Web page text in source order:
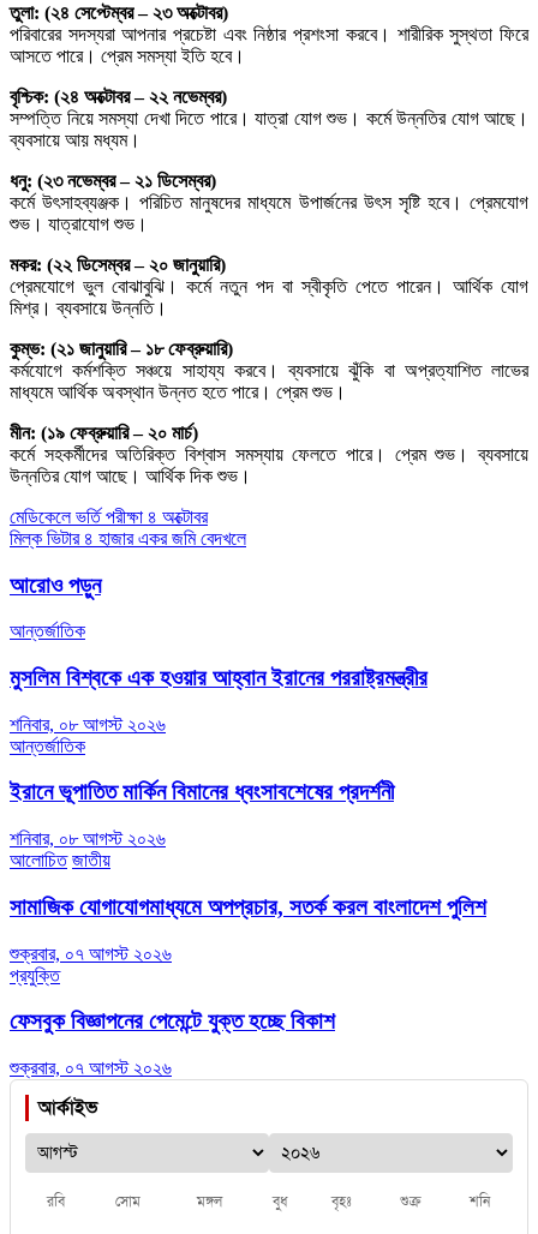
তুলা: (২৪ সেপ্টেম্বর – ২৩ অক্টোবর)
পরিবারের সদস্যরা আপনার প্রচেষ্টা এবং নিষ্ঠার প্রশংসা করবে। শারীরিক সুস্থতা ফিরে
আসতে পারে। প্রেম সমস্যা ইতি হবে।
বৃশ্চিক: (২৪ অক্টোবর – ২২ নভেম্বর)
সম্পত্তি নিয়ে সমস্যা দেখা দিতে পারে। যাত্রা যোগ শুভ। কর্মে উন্নতির যোগ আছে।
ব্যবসায়ে আয় মধ্যম।
ধনু: (২৩ নভেম্বর – ২১ ডিসেম্বর)
কর্মে উৎসাহব্যঞ্জক। পরিচিত মানুষদের মাধ্যমে উপার্জনের উৎস সৃষ্টি হবে। প্রেমযোগ
শুভ। যাত্রাযোগ শুভ।
মকর: (২২ ডিসেম্বর – ২০ জানুয়ারি)
প্রেমযোগে ভুল বোঝাবুঝি। কর্মে নতুন পদ বা স্বীকৃতি পেতে পারেন। আর্থিক যোগ
মিশ্র। ব্যবসায়ে উন্নতি।
কুম্ভ: (২১ জানুয়ারি – ১৮ ফেব্রুয়ারি)
কর্মযোগে কর্মশক্তি সঞ্চয়ে সাহায্য করবে। ব্যবসায়ে ঝুঁকি বা অপ্রত্যাশিত লাভের
মাধ্যমে আর্থিক অবস্থান উন্নত হতে পারে। প্রেম শুভ।
মীন: (১৯ ফেব্রুয়ারি – ২০ মার্চ)
কর্মে সহকর্মীদের অতিরিক্ত বিশ্বাস সমস্যায় ফেলতে পারে। প্রেম শুভ। ব্যবসায়ে
উন্নতির যোগ আছে। আর্থিক দিক শুভ।
Post
navigation
মেডিকেলে ভর্তি পরীক্ষা ৪ অক্টোবর
মিল্ক ভিটার ৪ হাজার একর জমি বেদখলে
আরোও পড়ুন
আন্তর্জাতিক
মুসলিম বিশ্বকে এক হওয়ার আহ্বান ইরানের পররাষ্ট্রমন্ত্রীর
শনিবার, ০৮ আগস্ট ২০২৬
আন্তর্জাতিক
ইরানে ভূপাতিত মার্কিন বিমানের ধ্বংসাবশেষের প্রদর্শনী
শনিবার, ০৮ আগস্ট ২০২৬
আলোচিত জাতীয়
সামাজিক যোগাযোগমাধ্যমে অপপ্রচার, সতর্ক করল বাংলাদেশ পুলিশ
শুক্রবার, ০৭ আগস্ট ২০২৬
প্রযুক্তি
ফেসবুক বিজ্ঞাপনের পেমেন্টে যুক্ত হচ্ছে বিকাশ
শুক্রবার, ০৭ আগস্ট ২০২৬
আর্কাইভ
রবি সোম মঙ্গল বুধ বৃহঃ শুক্র শনি